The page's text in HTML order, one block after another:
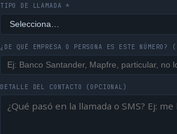
TIPO DE LLAMADA *
¿DE QUÉ EMPRESA O PERSONA ES ESTE NÚMERO?
DETALLE DEL CONTACTO (OPCIONAL)